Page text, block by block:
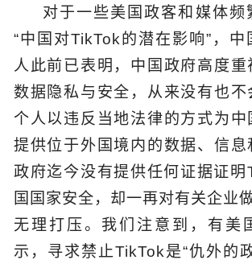
对于一些美国政客和媒体频
“中国对TikTok的潜在影响”，
人此前已表明，中国政府高度重
数据隐私与安全，从来没有也不
个人以违反当地法律的方式为中
提供位于外国境内的数据、信息
政府迄今没有提供任何证据证明
国国家安全，却一再对有关企业
无理打压。我们注意到，有美
示，寻求禁止TikTok是“仇外的